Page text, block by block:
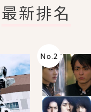
最新排名
No.2